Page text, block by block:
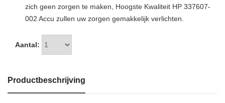
zich geen zorgen te maken, Hoogste Kwaliteit HP 337607-
002 Accu zullen uw zorgen gemakkelijk verlichten.
Aantal:
Productbeschrijving